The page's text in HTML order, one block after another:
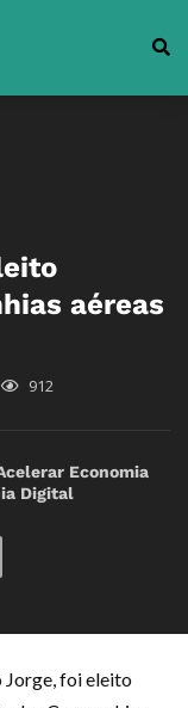
aéreas
912
Economia
Digital
Jorge, foi eleito